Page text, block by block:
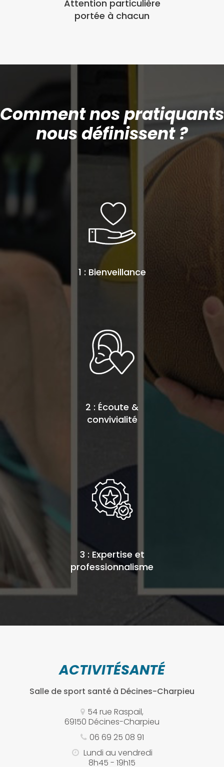
Attention particulière
portée à chacun
Comment nos pratiquants
nous définissent ?
2 : Écoute &
convivialité
1 : Bienveillance
3 : Expertise et
professionnalisme
ACTIVITÉSANTÉ
Salle de sport santé à Décines-Charpieu
54 rue Raspail,
69150 Décines-Charpieu
06 69 25 08 91
Lundi au vendredi
8h45 - 19h15